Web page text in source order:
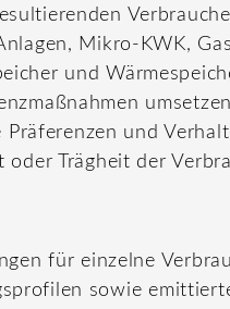
Mikro-KWK,
und
und
Trägheit der
für einzelne
sowie